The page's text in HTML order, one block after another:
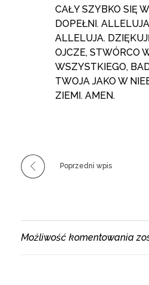
CAŁY SZYBKO SIĘ
DOPEŁNI.
ALLELUJA.
OJCZE, STWÓRCO
WSZYSTKIEGO,
TWOJA JAKO W
ZIEMI. AMEN.
Poprzedni wpis
Możliwość komentowania